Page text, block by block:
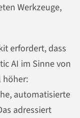
Werkzeuge,
erfordert, dass
AI im Sinne von
höher:
automatisierte
adressiert